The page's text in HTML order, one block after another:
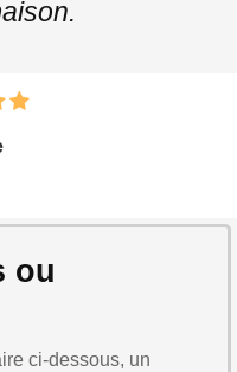
ou
ci-dessous, un